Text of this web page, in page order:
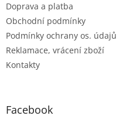
Doprava a platba
Obchodní podmínky
Podmínky ochrany os. údajů
Reklamace, vrácení zboží
Kontakty
Facebook